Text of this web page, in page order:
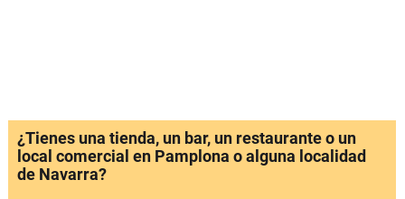
¿Tienes una tienda, un bar, un restaurante o un
local comercial en Pamplona o alguna localidad
de Navarra?